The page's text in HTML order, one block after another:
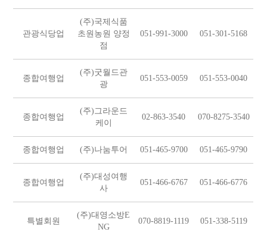
관광식당업
(주)국제식품
초원농원 양정
점
051-991-3000 051-301-5168
종합여행업
(주)굿월드관
광
051-553-0059 051-553-0040
종합여행업
(주)그라운드
케이
02-863-3540 070-8275-3540
종합여행업 (주)나눔투어 051-465-9700 051-465-9790
종합여행업
(주)대성여행
사
051-466-6767 051-466-6776
특별회원
(주)대영소방E
NG
070-8819-1119 051-338-5119